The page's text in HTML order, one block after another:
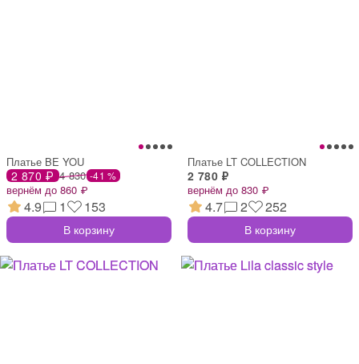
Платье BE YOU
2 870 ₽ 4 830 -41 %
вернём до 860 ₽
4.9 1 153
В корзину
Платье LT COLLECTION
2 780 ₽
вернём до 830 ₽
4.7 2 252
В корзину